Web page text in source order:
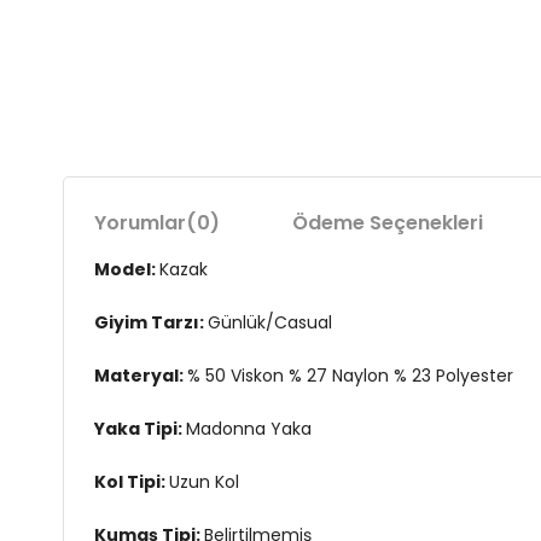
Yorumlar(0) Ödeme Seçenekleri
Model:Kazak
Giyim Tarzı:Günlük/Casual
Materyal:% 50 Viskon % 27 Naylon % 23 Polyester
Yaka Tipi:Madonna Yaka
Kol Tipi:Uzun Kol
Kumaş Tipi:Belirtilmemiş